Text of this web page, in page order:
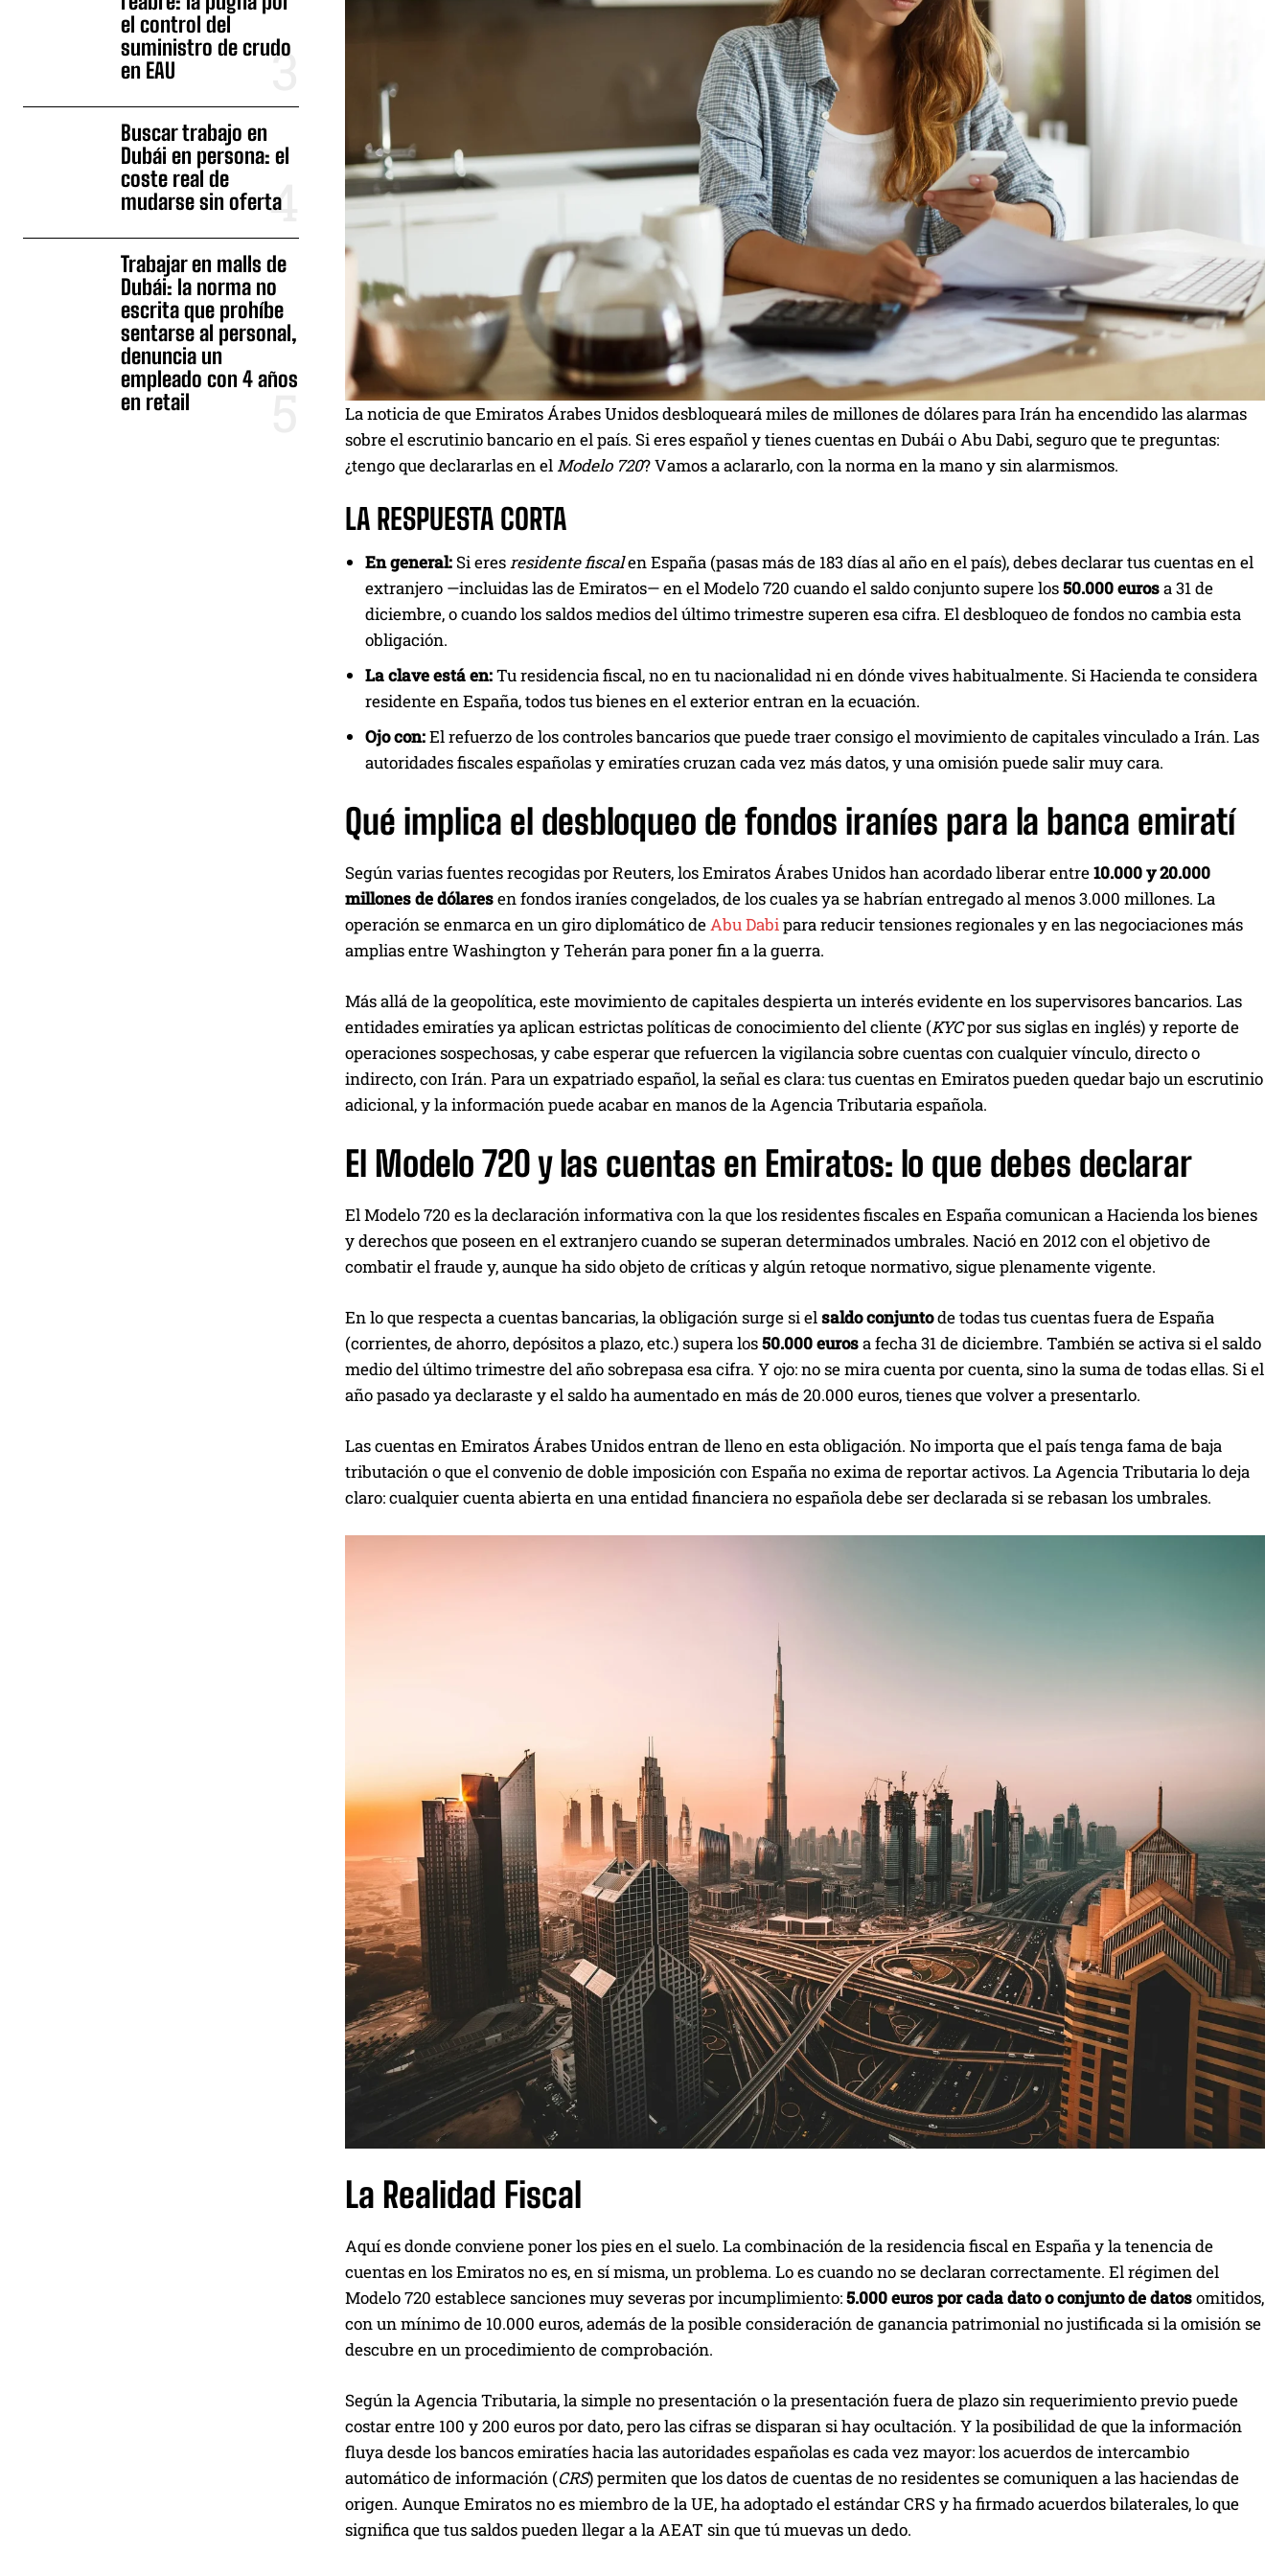
el control del
suministro de crudo
en EAU
Buscar trabajo en
Dubái en persona: el
coste real de
mudarse sin oferta
Trabajar en malls de
Dubái: la norma no
escrita que prohíbe
sentarse al personal,
denuncia un
empleado con 4 años
en retail
La noticia de que Emiratos Árabes Unidos desbloqueará miles de millones de dólares para Irán ha encendido las alarmas
sobre el escrutinio bancario en el país. Si eres español y tienes cuentas en Dubái o Abu Dabi, seguro que te preguntas:
¿tengo que declararlas en elModelo 720? Vamos a aclararlo, con la norma en la mano y sin alarmismos.
LA RESPUESTA CORTA
En general: Si eresresidente fiscalen España (pasas más de 183 días al año en el país), debes declarar tus cuentas en el
extranjero —incluidas las de Emiratos— en el Modelo 720 cuando el saldo conjunto supere los50.000 eurosa 31 de
diciembre, o cuando los saldos medios del último trimestre superen esa cifra. El desbloqueo de fondos no cambia esta
obligación.
La clave está en:Tu residencia fiscal, no en tu nacionalidad ni en dónde vives habitualmente. Si Hacienda te considera
residente en España, todos tus bienes en el exterior entran en la ecuación.
Ojo con:El refuerzo de los controles bancarios que puede traer consigo el movimiento de capitales vinculado a Irán. Las
autoridades fiscales españolas y emiratíes cruzan cada vez más datos, y una omisión puede salir muy cara.
Qué implica el desbloqueo de fondos iraníes para la banca emiratí
Según varias fuentes recogidas por Reuters, los Emiratos Árabes Unidos han acordado liberar entre10.000 y 20.000
millones de dólaresen fondos iraníes congelados, de los cuales ya se habrían entregado al menos 3.000 millones. La
operación se enmarca en un giro diplomático deAbu Dabipara reducir tensiones regionales y en las negociaciones más
amplias entre Washington y Teherán para poner fin a la guerra.
Más allá de la geopolítica, este movimiento de capitales despierta un interés evidente en los supervisores bancarios. Las
entidades emiratíes ya aplican estrictas políticas de conocimiento del cliente (KYCpor sus siglas en inglés) y reporte de
operaciones sospechosas, y cabe esperar que refuercen la vigilancia sobre cuentas con cualquier vínculo, directo o
indirecto, con Irán. Para un expatriado español, la señal es clara: tus cuentas en Emiratos pueden quedar bajo un escrutinio
adicional, y la información puede acabar en manos de la Agencia Tributaria española.
El Modelo 720 y las cuentas en Emiratos: lo que debes declarar
El Modelo 720 es la declaración informativa con la que los residentes fiscales en España comunican a Hacienda los bienes
y derechos que poseen en el extranjero cuando se superan determinados umbrales. Nació en 2012 con el objetivo de
combatir el fraude y, aunque ha sido objeto de críticas y algún retoque normativo, sigue plenamente vigente.
En lo que respecta a cuentas bancarias, la obligación surge si elsaldo conjuntode todas tus cuentas fuera de España
(corrientes, de ahorro, depósitos a plazo, etc.) supera los50.000 eurosa fecha 31 de diciembre. También se activa si el saldo
medio del último trimestre del año sobrepasa esa cifra. Y ojo: no se mira cuenta por cuenta, sino la suma de todas ellas. Si el
año pasado ya declaraste y el saldo ha aumentado en más de 20.000 euros, tienes que volver a presentarlo.
Las cuentas en Emiratos Árabes Unidos entran de lleno en esta obligación. No importa que el país tenga fama de baja
tributación o que el convenio de doble imposición con España no exima de reportar activos. La Agencia Tributaria lo deja
claro: cualquier cuenta abierta en una entidad financiera no española debe ser declarada si se rebasan los umbrales.
La Realidad Fiscal
Aquí es donde conviene poner los pies en el suelo. La combinación de la residencia fiscal en España y la tenencia de
cuentas en los Emiratos no es, en sí misma, un problema. Lo es cuando no se declaran correctamente. El régimen del
Modelo 720 establece sanciones muy severas por incumplimiento:5.000 euros por cada dato o conjunto de datosomitidos,
con un mínimo de 10.000 euros, además de la posible consideración de ganancia patrimonial no justificada si la omisión se
descubre en un procedimiento de comprobación.
Según la Agencia Tributaria, la simple no presentación o la presentación fuera de plazo sin requerimiento previo puede
costar entre 100 y 200 euros por dato, pero las cifras se disparan si hay ocultación. Y la posibilidad de que la información
fluya desde los bancos emiratíes hacia las autoridades españolas es cada vez mayor: los acuerdos de intercambio
automático de información (CRS) permiten que los datos de cuentas de no residentes se comuniquen a las haciendas de
origen. Aunque Emiratos no es miembro de la UE, ha adoptado el estándar CRS y ha firmado acuerdos bilaterales, lo que
significa que tus saldos pueden llegar a la AEAT sin que tú muevas un dedo.